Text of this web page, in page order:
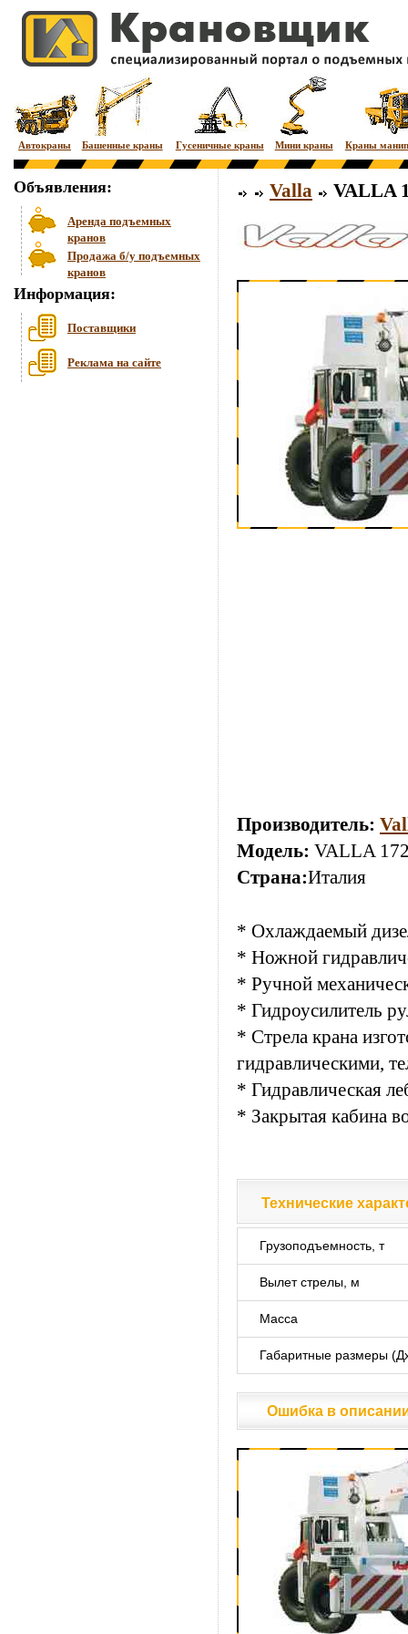
Автокраны Башенные краны Гусеничные краны Мини краны Краны
Объявления:
Аренда подъемных
кранов
Продажа б/у подъемных
кранов
Информация:
Поставщики
Реклама на сайте
Valla VALLA
Производитель:
Модель: VALLA
Страна:Италия
* Охлаждаемый
* Ножной
* Ручной
* Гидроусилитель
* Стрела крана
гидравлическими,
* Гидравлическая
* Закрытая кабина
Технические
Технические
Грузоподъемность, т
Вылет стрелы, м
Масса
Габаритные размеры